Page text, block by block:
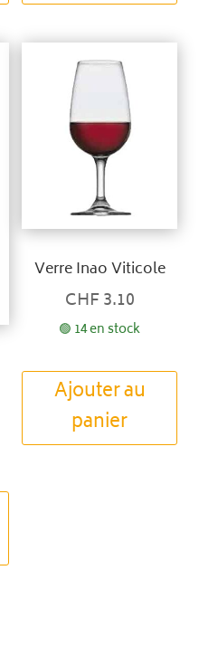
Verre Inao Viticole
CHF3.10
🟢 14 en stock
Ajouter au
panier